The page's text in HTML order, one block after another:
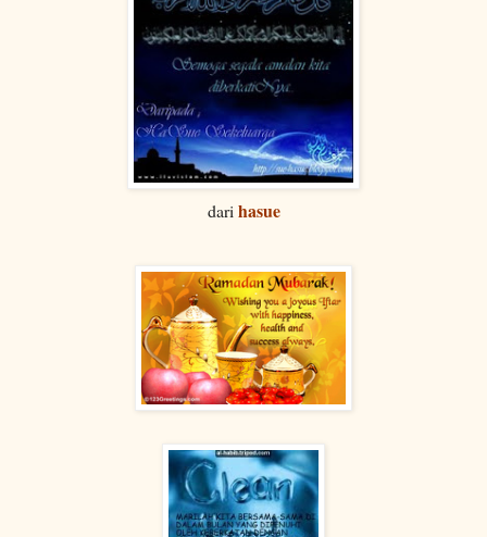
darihasue